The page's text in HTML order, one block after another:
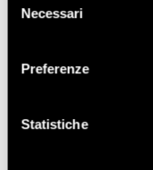
delNecessari
Preferenze
Statistiche
Versione